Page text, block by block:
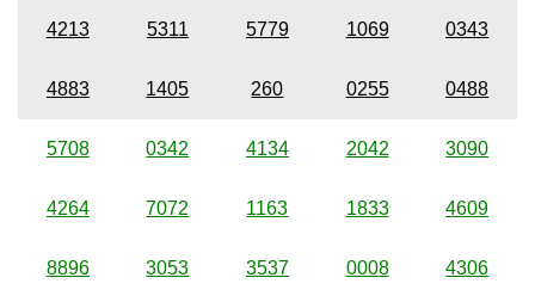
4213 5311 5779 1069 0343
4883 1405 260 0255 0488
5708 0342 4134 2042 3090
4264 7072 1163 1833 4609
8896 3053 3537 0008 4306